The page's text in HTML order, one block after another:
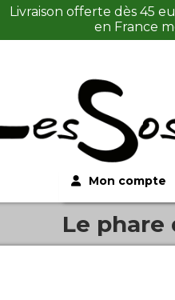
Livraison offerte dès 45
en France
Mon compte
Le
Panneau de gestion des cookies